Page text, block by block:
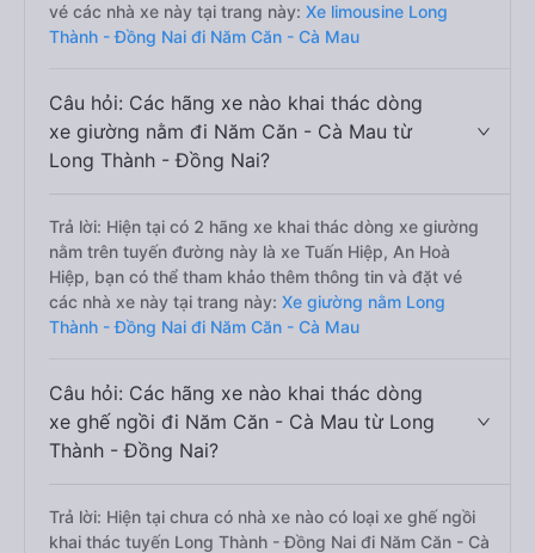
vé các nhà xe này tại trang này: Xe limousine Long
Thành - Đồng Nai đi Năm Căn - Cà Mau
Câu hỏi: Các hãng xe nào khai thác dòng
xe giường nằm đi Năm Căn - Cà Mau từ
Long Thành - Đồng Nai?
Trả lời: Hiện tại có 2 hãng xe khai thác dòng xe giường
nằm trên tuyến đường này là xe Tuấn Hiệp, An Hoà
Hiệp, bạn có thể tham khảo thêm thông tin và đặt vé
các nhà xe này tại trang này: Xe giường nằm Long
Thành - Đồng Nai đi Năm Căn - Cà Mau
Câu hỏi: Các hãng xe nào khai thác dòng
xe ghế ngồi đi Năm Căn - Cà Mau từ Long
Thành - Đồng Nai?
Trả lời: Hiện tại chưa có nhà xe nào có loại xe ghế ngồi
khai thác tuyến Long Thành - Đồng Nai đi Năm Căn - Cà